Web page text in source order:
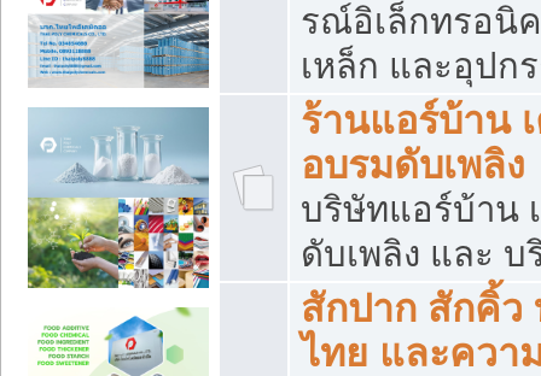
รณ์อิเล็กทรอนิ
เหล็ก และอุปก
ร้านแอร์บ้าน
อบรมดับเพลิง
บริษัทแอร์บ้าน
ดับเพลิง และ
สักปาก สักคิ้
ไทย และควา